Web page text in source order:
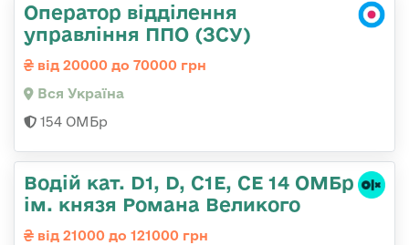
Оператор відділення
управління ППО (ЗСУ)
від 20000 до 70000 грн
Вся Україна
154 ОМБр
Водій кат. D1, D, C1E, CE 14 ОМБр
ім. князя Романа Великого
від 21000 до 121000 грн